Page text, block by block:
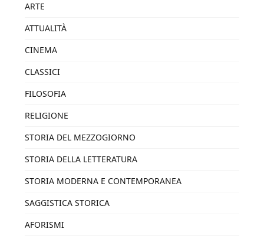
ARTE
ATTUALITÀ
CINEMA
CLASSICI
FILOSOFIA
RELIGIONE
STORIA DEL MEZZOGIORNO
STORIA DELLA LETTERATURA
STORIA MODERNA E CONTEMPORANEA
SAGGISTICA STORICA
AFORISMI